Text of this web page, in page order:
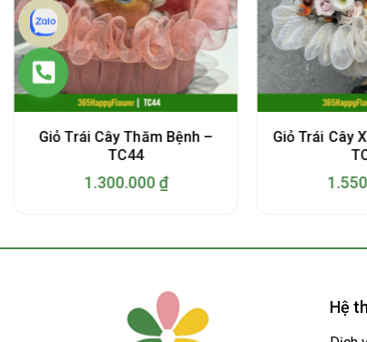
Giỏ Trái Cây Thăm Bệnh –
TC44
1.300.000 ₫
Giỏ Trái Cây
Hệ